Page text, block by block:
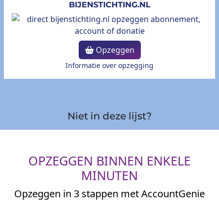
BIJENSTICHTING.NL
Opzeggen
Informatie over opzegging
Niet in deze lijst?
OPZEGGEN BINNEN ENKELE
MINUTEN
Opzeggen in 3 stappen met AccountGenie